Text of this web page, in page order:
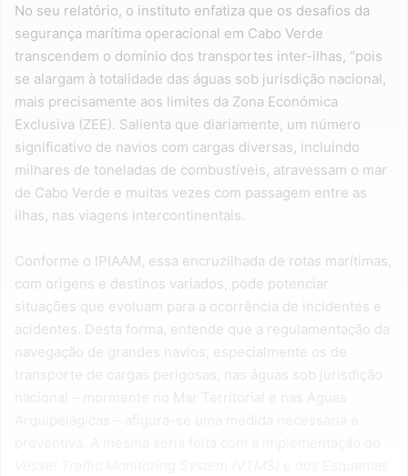
No seu relatório, o instituto enfatiza que os desafios da
segurança marítima operacional em Cabo Verde
transcendem o domínio dos transportes inter-ilhas, “pois
se alargam à totalidade das águas sob jurisdição nacional,
mais precisamente aos limites da Zona Económica
Exclusiva (ZEE). Salienta que diariamente, um número
significativo de navios com cargas diversas, incluindo
milhares de toneladas de combustíveis, atravessam o mar
de Cabo Verde e muitas vezes com passagem entre as
ilhas, nas viagens intercontinentais.
Conforme o IPIAAM, essa encruzilhada de rotas marítimas,
com origens e destinos variados, pode potenciar
situações que evoluam para a ocorrência de incidentes e
acidentes. Desta forma, entende que a regulamentação da
navegação de grandes navios, especialmente os de
transporte de cargas perigosas, nas águas sob jurisdição